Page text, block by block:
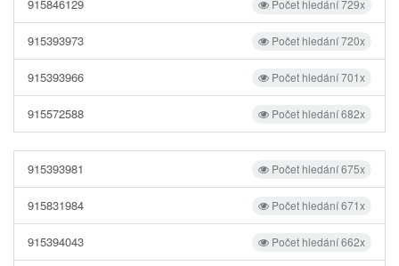
Počet hledání 729x
915846129
Počet hledání 720x
915393973
Počet hledání 701x
915393966
Počet hledání 682x
915572588
Počet hledání 675x
915393981
Počet hledání 671x
915831984
Počet hledání 662x
915394043